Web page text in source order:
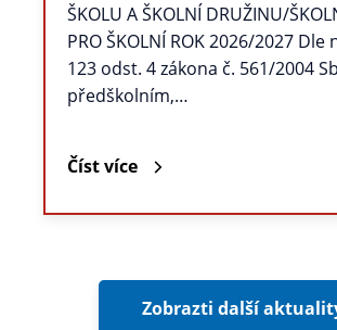
ŠKOLU A ŠKOLNÍ DRUŽINU/
PRO ŠKOLNÍ ROK 2026/2027 Dle
123 odst. 4 zákona č. 561/2004
předškolním,…
Číst více
Zobrazti další